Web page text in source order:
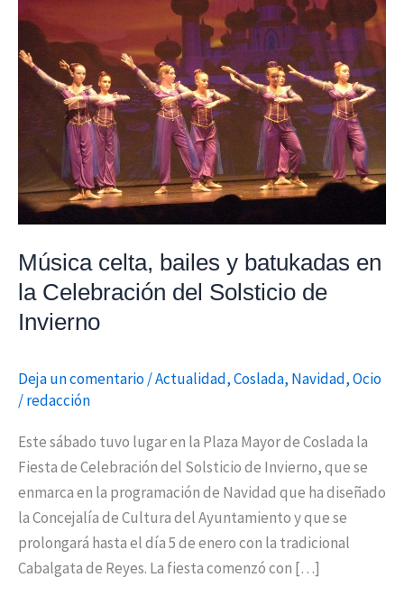
Música celta, bailes y batukadas en
la Celebración del Solsticio de
Invierno
Deja un comentario/Actualidad,Coslada, Navidad,Ocio
/redacción
Este sábado tuvo lugar en la Plaza Mayor de Coslada la
Fiesta de Celebración del Solsticio de Invierno, que se
enmarca en la programación de Navidad que ha diseñado
la Concejalía de Cultura del Ayuntamiento y que se
prolongará hasta el día 5 de enero con la tradicional
Cabalgata de Reyes. La fiesta comenzó con […]
bailes
batukadas
Celebración
del
Solsticio
de